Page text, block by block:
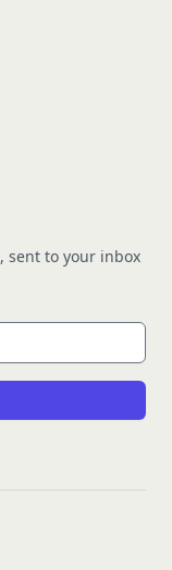
sent to your inbox